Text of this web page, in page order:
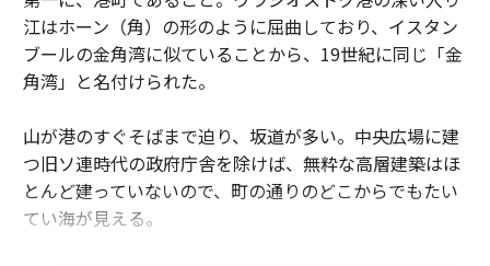
江はホーン（角）の形のように屈曲しており、イスタン
ブールの金角湾に似ていることから、19世紀に同じ「金
角湾」と名付けられた。
山が港のすぐそばまで迫り、坂道が多い。中央広場に建
つ旧ソ連時代の政府庁舎を除けば、無粋な高層建築はほ
とんど建っていないので、町の通りのどこからでもたい
てい海が見える。